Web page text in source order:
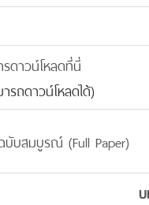
ดาวน์โหลดที่นี่
รถดาวน์โหลดได้)
บับสมบูรณ์ (Full Paper)